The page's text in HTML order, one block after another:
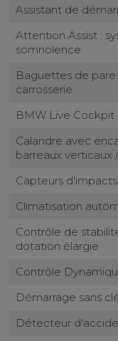
Assistant de
Attention Assist :
somnolence
Baguettes de
carrosserie
BMW Live Cockpit
Calandre avec
barreaux verticaux
Capteurs d'impacts
Climatisation
Contrôle de
dotation élargie
Contrôle
Démarrage sans
Détecteur